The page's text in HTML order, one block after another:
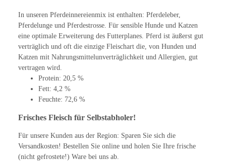
In unseren Pferdeinnereienmix ist enthalten: Pferdeleber,
Pferdelunge und Pferdestrosse. Für sensible Hunde und Katzen
eine optimale Erweiterung des Futterplanes. Pferd ist äußerst gut
verträglich und oft die einzige Fleischart die, von Hunden und
Katzen mit Nahrungsmittelunverträglichkeit und Allergien, gut
vertragen wird.
Protein: 20,5 %
Fett: 4,2 %
Feuchte: 72,6 %
Frisches Fleisch für Selbstabholer!
Für unsere Kunden aus der Region: Sparen Sie sich die
Versandkosten! Bestellen Sie online und holen Sie Ihre frische
(nicht gefrostete!) Ware bei uns ab.